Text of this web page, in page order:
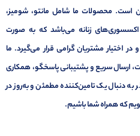
است. محصولات ما شامل مانتو، شومیز،
زنانه می‌باشد که به صورت
اختیار مشتریان گرامی قرار می‌گیرد. ما
ارسال سریع و پشتیبانی پاسخگو، همکاری
به دنبال یک تامین‌کننده مطمئن و به‌روز در
که همراه شما باشیم.